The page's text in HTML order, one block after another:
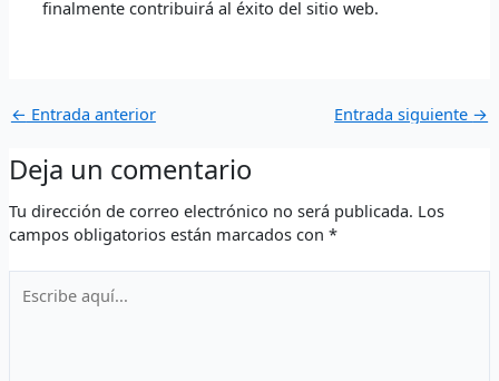
finalmente contribuirá al éxito del sitio web.
← Entrada anterior Entrada siguiente →
Deja un comentario
Tu dirección de correo electrónico no será publicada. Los
campos obligatorios están marcados con *
aquí...